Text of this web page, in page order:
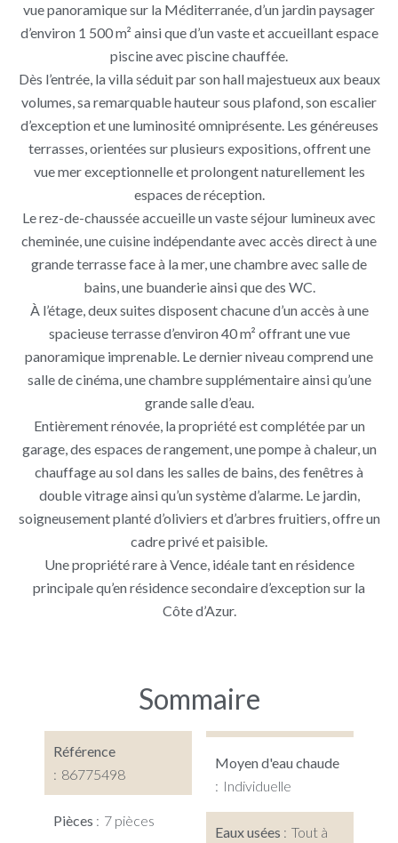
vue panoramique sur la Méditerranée, d’un jardin paysager
d’environ 1 500 m² ainsi que d’un vaste et accueillant espace
piscine avec piscine chauffée.
Dès l’entrée, la villa séduit par son hall majestueux aux beaux
volumes, sa remarquable hauteur sous plafond, son escalier
d’exception et une luminosité omniprésente. Les généreuses
terrasses, orientées sur plusieurs expositions, offrent une
vue mer exceptionnelle et prolongent naturellement les
espaces de réception.
Le rez-de-chaussée accueille un vaste séjour lumineux avec
cheminée, une cuisine indépendante avec accès direct à une
grande terrasse face à la mer, une chambre avec salle de
bains, une buanderie ainsi que des WC.
À l’étage, deux suites disposent chacune d’un accès à une
spacieuse terrasse d’environ 40 m² offrant une vue
panoramique imprenable. Le dernier niveau comprend une
salle de cinéma, une chambre supplémentaire ainsi qu’une
grande salle d’eau.
Entièrement rénovée, la propriété est complétée par un
garage, des espaces de rangement, une pompe à chaleur, un
chauffage au sol dans les salles de bains, des fenêtres à
double vitrage ainsi qu’un système d’alarme. Le jardin,
soigneusement planté d’oliviers et d’arbres fruitiers, offre un
cadre privé et paisible.
Une propriété rare à Vence, idéale tant en résidence
principale qu’en résidence secondaire d’exception sur la
Côte d’Azur.
Sommaire
Référence
86775498
Pièces 7 pièces
Moyen d'eau chaude
Individuelle
Eaux usées Tout à